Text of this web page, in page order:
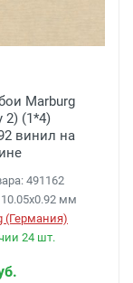
Marburg
2) (1*4)
винил на
491162
мм
(Германия)
24 шт.